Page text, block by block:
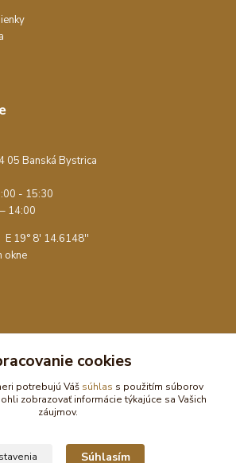
05 Banská Bystrica
- 15:30
14:00
E 19° 8' 14.6148''
okne
- 14:00
cookies
potrebujú Váš súhlas s použitím súborov
zobrazovať informácie týkajúce sa Vašich
záujmov.
Súhlasím